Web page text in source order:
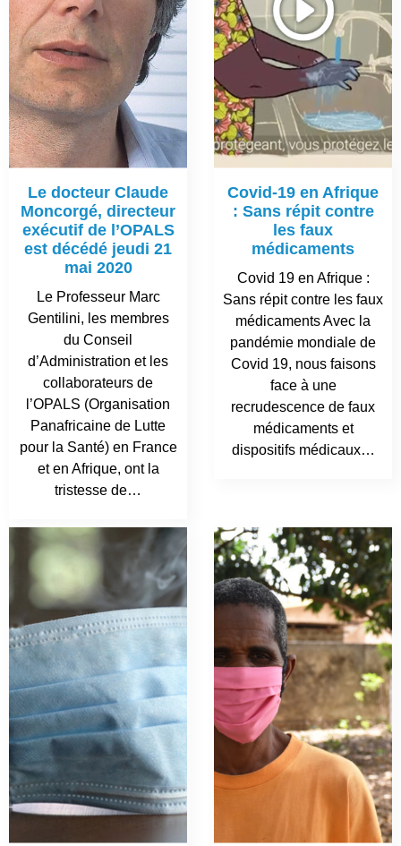
Le docteur Claude
Moncorgé, directeur
exécutif de l’OPALS
est décédé jeudi 21
mai 2020
Le Professeur Marc
Gentilini, les membres
du Conseil
d’Administration et les
collaborateurs de
l’OPALS (Organisation
Panafricaine de Lutte
pour la Santé) en France
et en Afrique, ont la
tristesse de…
Covid-19 en Afrique
: Sans répit contre
les faux
médicaments
Covid 19 en Afrique :
Sans répit contre les faux
médicaments Avec la
pandémie mondiale de
Covid 19, nous faisons
face à une
recrudescence de faux
médicaments et
dispositifs médicaux…